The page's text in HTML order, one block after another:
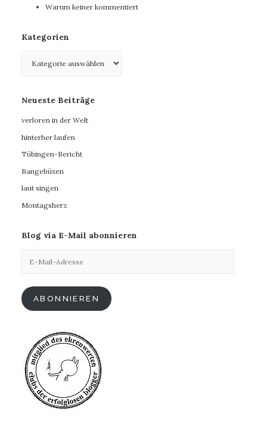
Warum keiner kommentiert
Kategorien
Neueste Beiträge
verloren in der Welt
hinterher laufen
Tübingen-Bericht
Bangebüxen
laut singen
Montagsherz
Blog via E-Mail abonnieren
Mail-
ABONNIEREN